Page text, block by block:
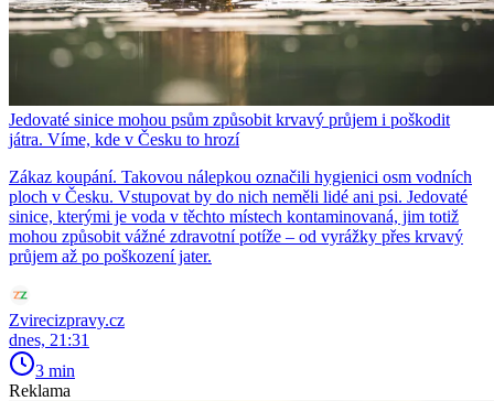
Jedovaté sinice mohou psům způsobit krvavý průjem i poškodit
játra. Víme, kde v Česku to hrozí
Zákaz koupání. Takovou nálepkou označili hygienici osm vodních
ploch v Česku. Vstupovat by do nich neměli lidé ani psi. Jedovaté
sinice, kterými je voda v těchto místech kontaminovaná, jim totiž
mohou způsobit vážné zdravotní potíže – od vyrážky přes krvavý
průjem až po poškození jater.
Zvirecizpravy.cz
dnes, 21:31
3 min
Reklama